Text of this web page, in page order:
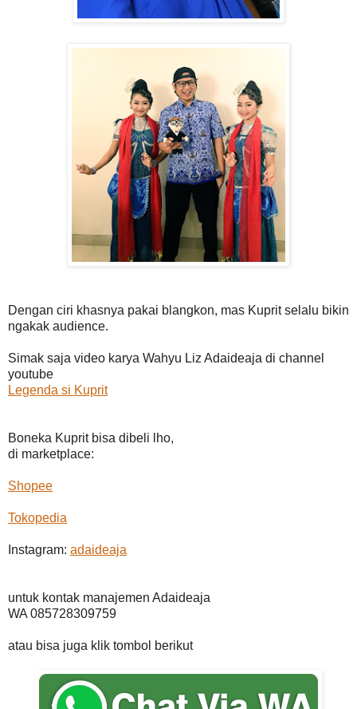
Dengan ciri khasnya pakai blangkon, mas Kuprit selalu bikin
ngakak audience.
Simak saja video karya Wahyu Liz Adaideaja di channel
youtube
Legenda si Kuprit
Boneka Kuprit bisa dibeli lho,
di marketplace:
Shopee
Tokopedia
Instagram: adaideaja
untuk kontak manajemen Adaideaja
WA 085728309759
atau bisa juga klik tombol berikut